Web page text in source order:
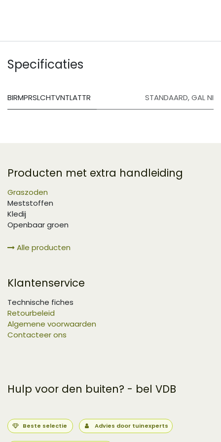
Specificaties
BIRMPRSLCHTVNTLATTR STANDAARD,GAL NI
Producten met extra handleiding
Graszoden
Meststoffen
Kledij
Openbaar groen
Alle producten
Klantenservice
Technische fiches
Retourbeleid
Algemene voorwaarden
Contacteer ons
Hulp voor den buiten? - bel VDB
Beste selectie Advies door tuinexperts